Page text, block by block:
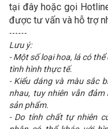
tại đây hoặc gọi
được tư vấn và hỗ trợ
------
Lưu ý:
- Một số loại hoa, lá có
tình hình thực tế.
- Kiểu dáng và màu sắc
nhau, tuy nhiên vẫn
sản phẩm.
- Do tính chất tự nhiên